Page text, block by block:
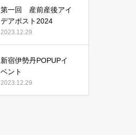
第一回 産前産後アイ
デアポスト2024
2023.12.29
新宿伊勢丹POPUPイ
ベント
2023.12.29